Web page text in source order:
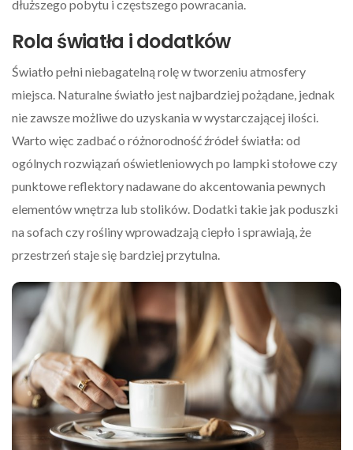
dłuższego pobytu i częstszego powracania.
Rola światła i dodatków
Światło pełni niebagatelną rolę w tworzeniu atmosfery
miejsca. Naturalne światło jest najbardziej pożądane, jednak
nie zawsze możliwe do uzyskania w wystarczającej ilości.
Warto więc zadbać o różnorodność źródeł światła: od
ogólnych rozwiązań oświetleniowych po lampki stołowe czy
punktowe reflektory nadawane do akcentowania pewnych
elementów wnętrza lub stolików. Dodatki takie jak poduszki
na sofach czy rośliny wprowadzają ciepło i sprawiają, że
przestrzeń staje się bardziej przytulna.